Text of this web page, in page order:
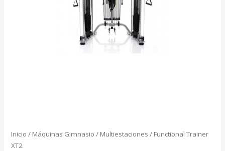
Inicio / Máquinas Gimnasio / Multiestaciones / Functional Trainer
XT2